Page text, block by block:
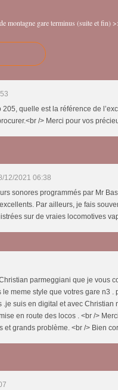
montagne gare terminus (suite et fin)
quelle est la référence de
/> Merci pour vos
12/2021 06:38
sonores programmés par Mr
Par ailleurs, je fais
sur de vraies locomotives
parmeggiani que je vous
meme style que votres gare n3 .
suis en digital et avec Christian
en route des locos . <br />
et grands problème. <br /> Bien